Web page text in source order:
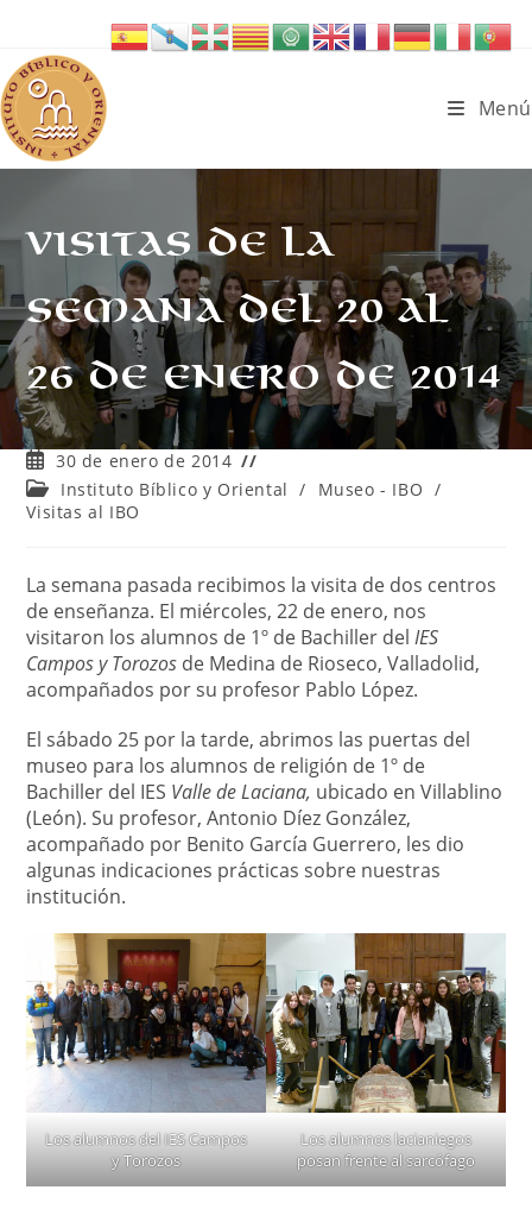
contenido
Menú
Visitas de la
semana del 20 al
26 de enero de 2014
Publicación
de
la
30 de enero de 2014
Categoría
de
Instituto Bíblico y Oriental / Museo - IBO /
Visitas al IBO
La semana pasada recibimos la visita de dos centros
de enseñanza. El miércoles, 22 de enero, nos
visitaron los alumnos de 1º de Bachiller delIES
Campos y Torozos de Medina de Rioseco, Valladolid,
acompañados por su profesor Pablo López.
El sábado 25 por la tarde, abrimos las puertas del
museo para los alumnos de religión de 1º de
Bachiller del IES Valle de Laciana, ubicado en Villablino
(León). Su profesor, Antonio Díez González,
acompañado por Benito García Guerrero, les dio
algunas indicaciones prácticas sobre nuestras
institución.
Los alumnos del IES Campos
y Torozos
Los alumnos lacianiegos
posan frente al sarcófago